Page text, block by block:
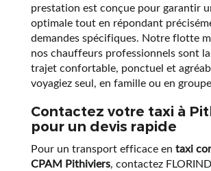
prestation est conçue pour garantir
optimale tout en répondant
demandes spécifiques. Notre flotte
nos chauffeurs professionnels sont
trajet confortable, ponctuel et
voyagiez seul, en famille ou en
Contactez votre taxi à
pour un devis rapide
Pour un transport efficace en taxi
CPAM Pithiviers, contactez